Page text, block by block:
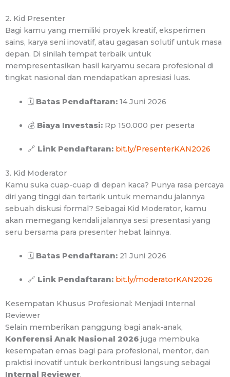
2. Kid Presenter
Bagi kamu yang memiliki proyek kreatif, eksperimen
sains, karya seni inovatif, atau gagasan solutif untuk masa
depan. Di sinilah tempat terbaik untuk
mempresentasikan hasil karyamu secara profesional di
tingkat nasional dan mendapatkan apresiasi luas.
🗓 Batas Pendaftaran:14 Juni 2026
💰 Biaya Investasi:Rp 150.000 per peserta
🔗 Link Pendaftaran: bit.ly/PresenterKAN2026
3. Kid Moderator
Kamu suka cuap-cuap di depan kaca? Punya rasa percaya
diri yang tinggi dan tertarik untuk memandu jalannya
sebuah diskusi formal? Sebagai Kid Moderator, kamu
akan memegang kendali jalannya sesi presentasi yang
seru bersama para presenter hebat lainnya.
🗓 Batas Pendaftaran:21 Juni 2026
🔗 Link Pendaftaran: bit.ly/moderatorKAN2026
Kesempatan Khusus Profesional: Menjadi Internal
Reviewer
Selain memberikan panggung bagi anak-anak,
Konferensi Anak Nasional 2026 juga membuka
kesempatan emas bagi para profesional, mentor, dan
praktisi inovatif untuk berkontribusi langsung sebagai
Internal Reviewer.